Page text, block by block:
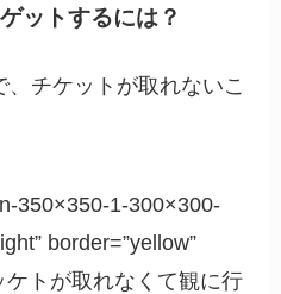
ットするには？
チケットが取れないこ
350×350-1-300×300-
border=”yellow”
ケトが取れなくて観に行